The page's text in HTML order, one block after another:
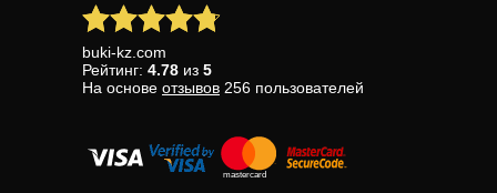
buki-kz.com
Рейтинг: 4.78 из 5
На основе отзывов 256 пользователей